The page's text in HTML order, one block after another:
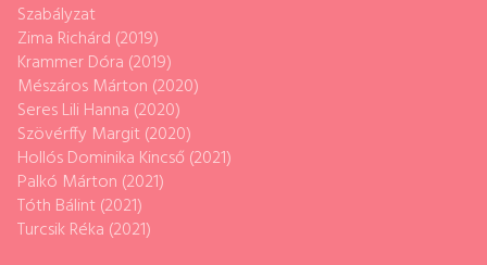
Szabályzat
Zima Richárd (2019)
Krammer Dóra (2019)
Mészáros Márton (2020)
Seres Lili Hanna (2020)
Szövérffy Margit (2020)
Hollós Dominika Kincső (2021)
Palkó Márton (2021)
Tóth Bálint (2021)
Turcsik Réka (2021)